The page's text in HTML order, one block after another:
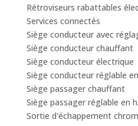
Rétroviseurs rabattables
Services connectés
Siège conducteur avec
Siège conducteur chauffant
Siège conducteur électrique
Siège conducteur réglable
Siège passager chauffant
Siège passager réglable en
Sortie d'échappement